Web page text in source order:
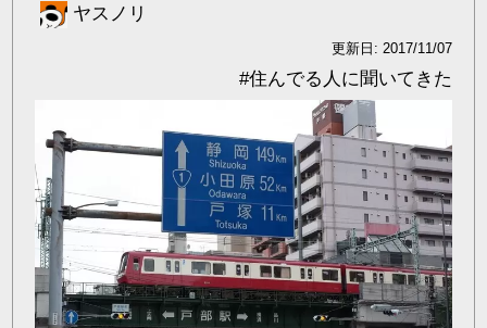
ヤスノリ
更新日: 2017/11/07
#住んでる人に聞いてきた